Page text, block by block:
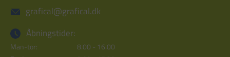
grafical@grafical.dk
Åbningstider:
Man-tor:
8.00 - 16.00